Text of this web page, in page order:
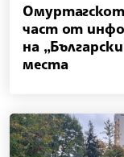
част от
на
места